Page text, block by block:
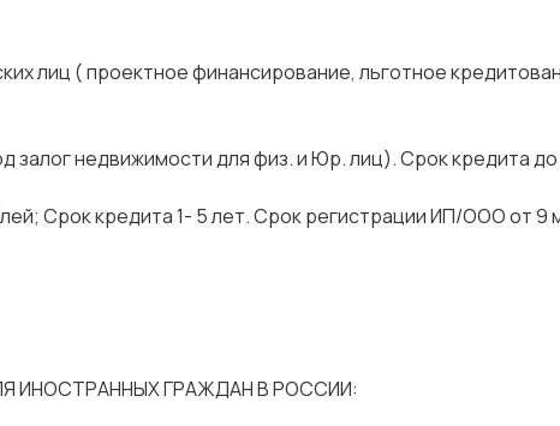
лиц ( проектное финансирование, льготное
залог недвижимости для физ. и Юр. лиц). Срок кредита до
Срок кредита 1- 5 лет. Срок регистрации ИП/ООО от 9
ИНОСТРАННЫХ ГРАЖДАН В РОССИИ: